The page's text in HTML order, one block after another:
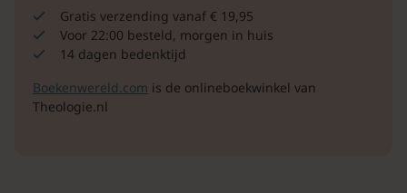
Gratis verzending vanaf € 19,95
Voor 22:00 besteld, morgen in huis
14 dagen bedenktijd
Boekenwereld.com is de onlineboekwinkel van
Theologie.nl